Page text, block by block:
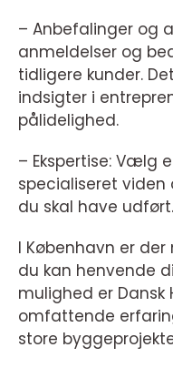
– Anbefalinger og
anmeldelser og
tidligere kunder.
indsigter i
pålidelighed.
– Ekspertise: Vælg
specialiseret viden
du skal have udført.
I København er
du kan henvende
mulighed er Dansk
omfattende
store